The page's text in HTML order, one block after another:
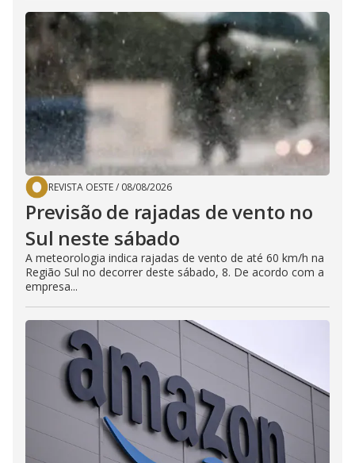
REVISTA OESTE/ 08/08/2026
Previsão de rajadas de vento no
Sul neste sábado
A meteorologia indica rajadas de vento de até 60 km/h na
Região Sul no decorrer deste sábado, 8. De acordo com a
empresa...